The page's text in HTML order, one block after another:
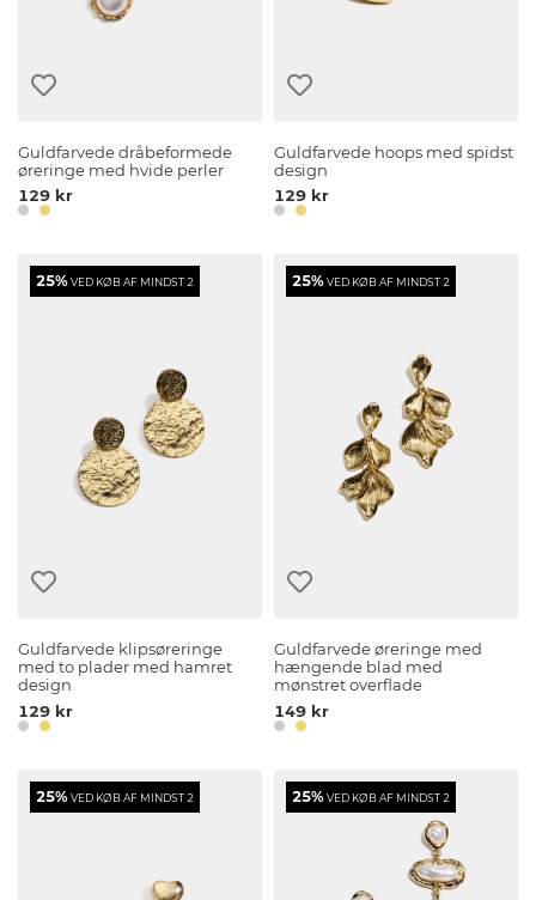
Guldfarvede dråbeformede
øreringe med hvide perler
129 kr
Guldfarvede hoops med spidst
design
129 kr
25%VED KØB AF MINDST 2
Guldfarvede klipsøreringe
med to plader med hamret
design
129 kr
25%VED KØB AF MINDST 2
Guldfarvede øreringe med
hængende blad med
mønstret overflade
149 kr
25%VED KØB AF MINDST 2 25%VED KØB AF MINDST 2